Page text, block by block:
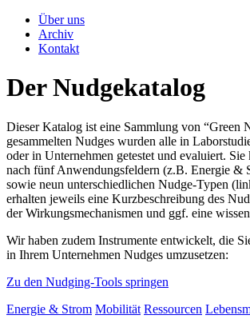
Über uns
Archiv
Kontakt
Der Nudgekatalog
Dieser Katalog ist eine Sammlung von “Green
gesammelten Nudges wurden alle in
oder in Unternehmen getestet und evaluiert.
nach fünf Anwendungsfeldern (z.B. Energie &
sowie neun unterschiedlichen Nudge-Typen
erhalten jeweils eine Kurzbeschreibung des
der Wirkungsmechanismen und ggf. eine
Wir haben zudem Instrumente entwickelt, die
in Ihrem Unternehmen Nudges umzusetzen:
Zu den Nudging-Tools springen
Energie & Strom Mobilität Ressourcen